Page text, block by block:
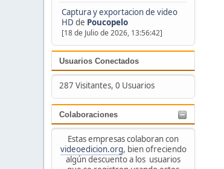
Captura y exportacion de video
HD de Poucopelo
[18 de Julio de 2026, 13:56:42]
Usuarios Conectados
287 Visitantes, 0 Usuarios
Colaboraciones
Estas empresas colaboran con
videoedicion.org, bien ofreciendo
algún descuento a los usuarios